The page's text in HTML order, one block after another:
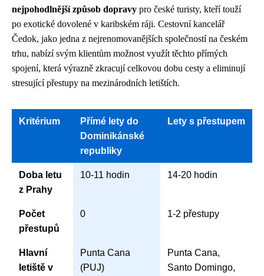
nejpohodlnější způsob dopravy pro české turisty, kteří touží
po exotické dovolené v karibském ráji. Cestovní kancelář
Čedok, jako jedna z nejrenomovanějších společností na českém
trhu, nabízí svým klientům možnost využít těchto přímých
spojení, která výrazně zkracují celkovou dobu cesty a eliminují
stresující přestupy na mezinárodních letištích.
Kritérium
Přímé lety do
Dominikánské
republiky
Lety s přestupem
Doba letu
z Prahy
10-11 hodin 14-20 hodin
Počet
přestupů
0 1-2 přestupy
Hlavní
letiště v
Punta Cana
(PUJ)
Punta Cana,
Santo Domingo,